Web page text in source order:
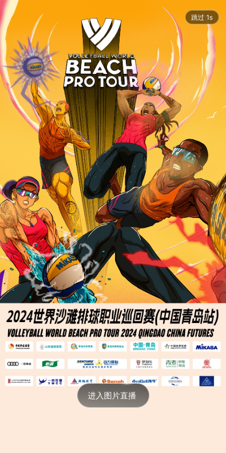
2024世界沙滩排球职业巡回赛（中国青岛站）
2391526 人次浏览
2024.09.12 - 2024.09.15
青岛西海岸新区金沙滩景区
运营公司：江苏一鸣体育文化传播有限公司
图片直播热门
赛前训练 开幕仪式 9月12日 9月13日 9月14日 9月15日 颁奖仪式
我的
下载
跳过 1s
进入图片直播